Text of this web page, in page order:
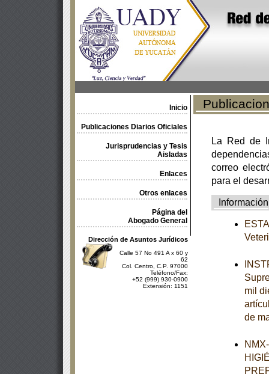
Inicio
Publicaciones Diarios Oficiales
Jurisprudencias y Tesis
Aisladas
Enlaces
Otros enlaces
Página del
Abogado General
Dirección de Asuntos Jurídicos
Calle 57 No 491 A x 60 y
62
Col. Centro, C.P. 97000
Teléfono/Fax:
+52 (999) 930-0900
Extensión: 1151
La Red de
correo
para el
Información
mil
de